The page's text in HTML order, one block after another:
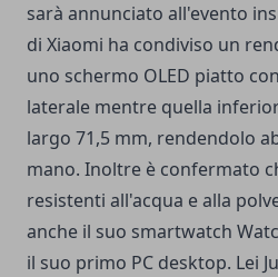
sarà annunciato all'evento
di Xiaomi ha condiviso un
uno schermo OLED piatto
laterale mentre quella
largo 71,5 mm, rendendolo
mano. Inoltre è confermato
resistenti all'acqua e alla
anche il suo smartwatch
il suo primo PC desktop. Lei